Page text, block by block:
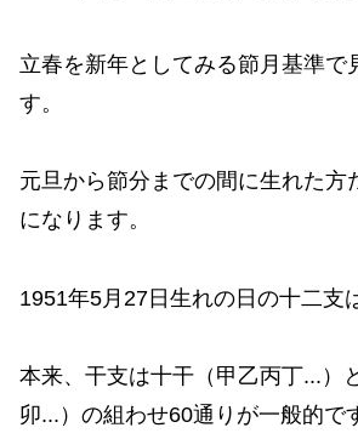
立春を新年としてみる節月基準で
す。
元旦から節分までの間に生れた方
になります。
1951年5月27日生れの日の十二支
本来、干支は十干（甲乙丙丁...）
卯...）の組わせ60通りが一般的で